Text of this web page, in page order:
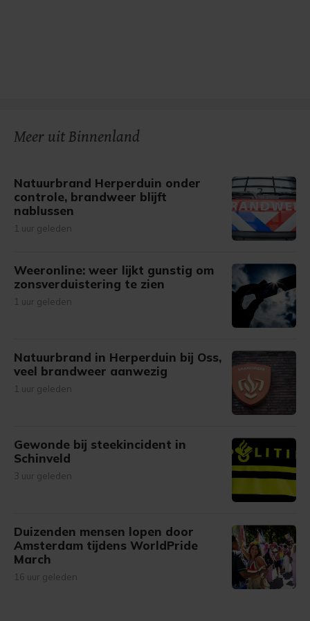
Meer uit Binnenland
Natuurbrand Herperduin onder
controle, brandweer blijft
nablussen
1 uur geleden
Weeronline: weer lijkt gunstig om
zonsverduistering te zien
1 uur geleden
Natuurbrand in Herperduin bij Oss,
veel brandweer aanwezig
1 uur geleden
Gewonde bij steekincident in
Schinveld
3 uur geleden
Duizenden mensen lopen door
Amsterdam tijdens WorldPride
March
16 uur geleden